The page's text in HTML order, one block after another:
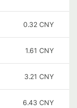
0.32 CNY
1.61 CNY
3.21 CNY
6.43 CNY